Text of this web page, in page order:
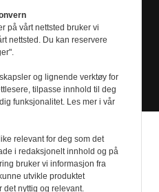
Design- Powered by
på vårt nettsted bruker vi
nettsted. Du kan reservere
og lignende verktøy for
tilpasse innhold til deg
funksjonalitet. Les mer i vår
relevant for deg som det
i redaksjonelt innhold og på
bruker vi informasjon fra
utvikle produktet
det nyttig og relevant.